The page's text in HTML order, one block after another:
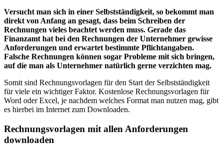
Versucht man sich in einer Selbstständigkeit, so bekommt man
direkt von Anfang an gesagt, dass beim Schreiben der
Rechnungen vieles beachtet werden muss. Gerade das
Finanzamt hat bei den Rechnungen der Unternehmer gewisse
Anforderungen und erwartet bestimmte Pflichtangaben.
Falsche Rechnungen können sogar Probleme mit sich bringen,
auf die man als Unternehmer natürlich gerne verzichten mag.
Somit sind Rechnungsvorlagen für den Start der Selbstständigkeit
für viele ein wichtiger Faktor. Kostenlose Rechnungsvorlagen für
Word oder Excel, je nachdem welches Format man nutzen mag, gibt
es hierbei im Internet zum Downloaden.
Rechnungsvorlagen mit allen Anforderungen
downloaden